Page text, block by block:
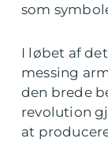
som
I løbet af
messing
den brede
revolution
at